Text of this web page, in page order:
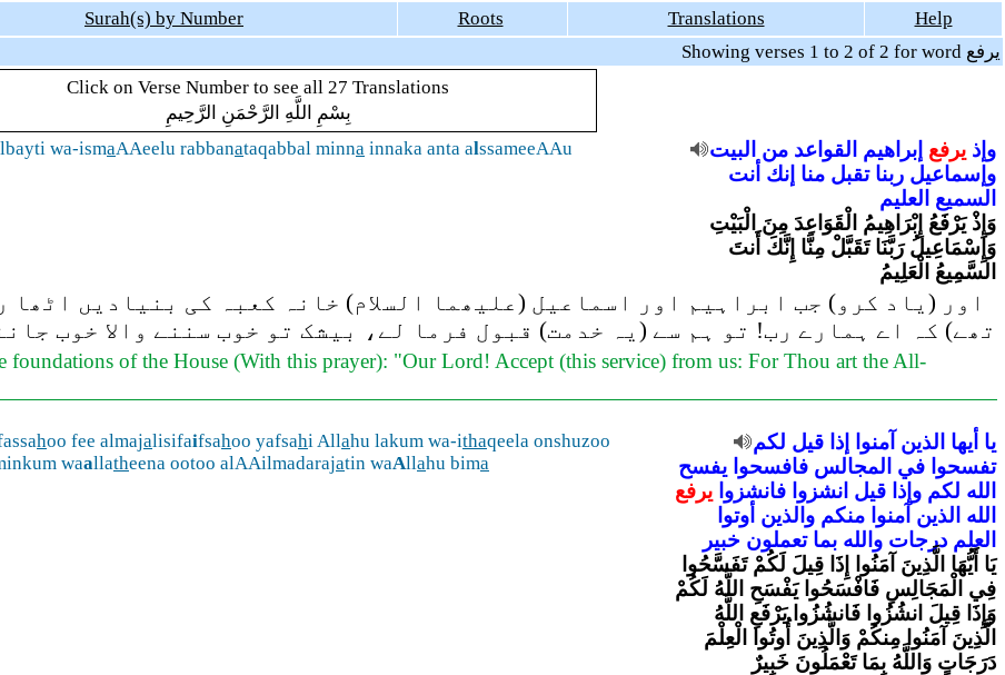
Surah(s) by Number Roots Translations
Help
Showing verses 1 to 2 of 2 for word يرفع
Click on Verse Number to see all 27 Translations
بِسْمِ اللَّهِ الرَّحْمَنِ الرَّحِيمِ
wa-ismaAAeelu rabbanataqabbal minna innaka anta alssameeAAu
وإذ يرفع إبراهيم القواعد من البيت
وإسماعيل ربنا تقبل منا إنك أنت
السميع العليم
وَإِذْ يَرْفَعُ إِبْرَاهِيمُ الْقَوَاعِدَ مِنَ الْبَيْتِ
وَإِسْمَاعِيلُ رَبَّنَا تَقَبَّلْ مِنَّا إِنَّكَ أَنتَ
السَّمِيعُ الْعَلِيمُ
اور (یاد کرو) جب ابراہیم اور اسماعیل (علیھما السلام) خانہ کعبہ کی بنیادیں اٹھا
تھے) کہ اے ہمارے رب! تو ہم سے (یہ خدمت) قبول فرما لے، بیشک تو خوب سننے والا خوب
foundations of the House (With this prayer): "Our Lord! Accept (this service) from us: For Thou art the All-
hoo fee almajalisifaifsahoo yafsahi Allahu lakum wa-ithaqeela onshuzoo
waallatheena ootoo alAAilmadarajatin waAllahu bima
يا أيها الذين آمنوا إذا قيل لكم
تفسحوا في المجالس فافسحوا يفسح
الله لكم وإذا قيل انشزوا فانشزوا يرفع
الله الذين آمنوا منكم والذين أوتوا
العلم درجات والله بما تعملون خبير
يَا أَيُّهَا الَّذِينَ آمَنُوا إِذَا قِيلَ لَكُمْ تَفَسَّحُوا
فِي الْمَجَالِسِ فَافْسَحُوا يَفْسَحِ اللَّهُ لَكُمْ
وَإِذَا قِيلَ انشُزُوا فَانشُزُوا يَرْفَعِ اللَّهُ
الَّذِينَ آمَنُوا مِنكُمْ وَالَّذِينَ أُوتُوا الْعِلْمَ
دَرَجَاتٍ وَاللَّهُ بِمَا تَعْمَلُونَ خَبِيرٌ